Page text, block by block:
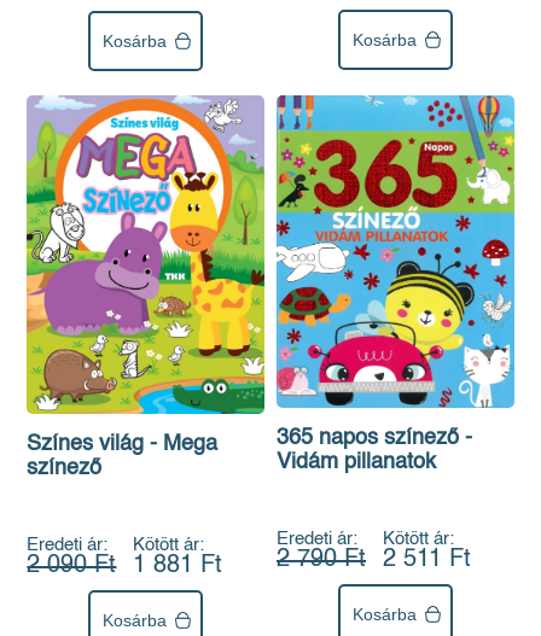
Kosárba Kosárba
Színes világ - Mega
színező
Eredeti ár:
2 090 Ft
Kötött ár:
1 881 Ft
Kosárba
365 napos színező -
Vidám pillanatok
Eredeti ár:
2 790 Ft
Kötött ár:
2 511 Ft
Kosárba